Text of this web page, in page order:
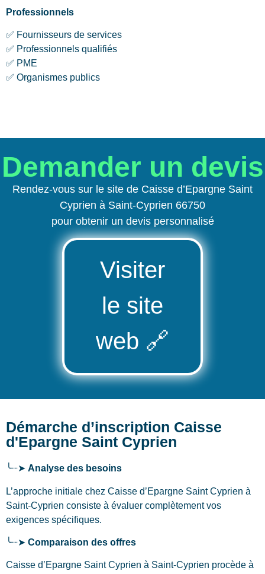
Professionnels
✅ Fournisseurs de services
✅ Professionnels qualifiés
✅ PME
✅ Organismes publics
Demander un devis
Rendez-vous sur le site de Caisse d’Epargne Saint
Cyprien à Saint-Cyprien 66750
pour obtenir un devis personnalisé
Visiter
le site
web 🔗
Démarche d’inscription Caisse
d'Epargne Saint Cyprien
╰┈➤ Analyse des besoins
L’approche initiale chez Caisse d’Epargne Saint Cyprien à
Saint-Cyprien consiste à évaluer complètement vos
exigences spécifiques.
╰┈➤ Comparaison des offres
Caisse d’Epargne Saint Cyprien à Saint-Cyprien procède à